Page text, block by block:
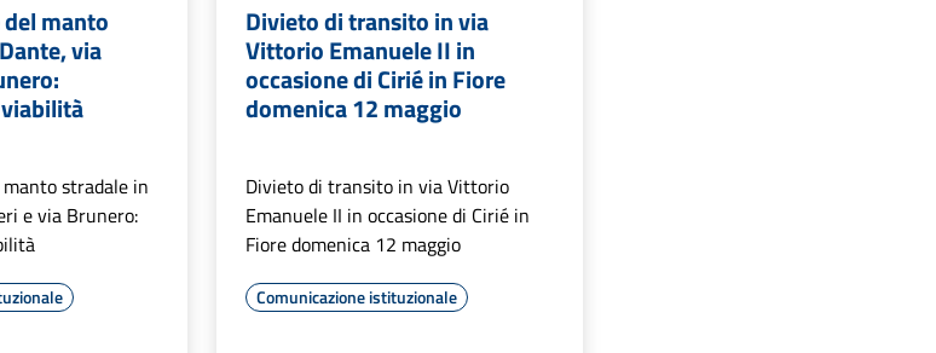
manto
via
stradale in
e via Brunero:
Divieto di transito in via
Vittorio Emanuele II in
occasione di Cirié in Fiore
domenica 12 maggio
Divieto di transito in via Vittorio
Emanuele II in occasione di Cirié in
Fiore domenica 12 maggio
Comunicazione istituzionale